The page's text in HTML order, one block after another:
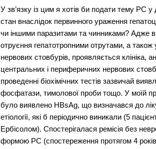
У зв’язку із цим я хотів би подати тему РС
стан внаслідок первинного ураження
чи іншими паразитами та чинниками? Адже в
отруєння гепатотропними отрутами, а
нервових стовбурів, проявляється клініка,
центральних і периферичних нервових
проведенні біохімічних тестів зазвичай
фосфатази, тимолової проби тощо. У моїй
було виявлено HBsAg, що визначався до
етіології, які б періодично виникали (5
Ербісолом). Спостерігалася ремісія без
формою РС (спостереження протягом 4